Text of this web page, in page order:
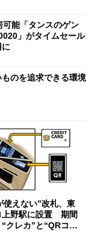
能「タンスのゲン
」がタイムセール
ものを追求できる環境
使えない”改札、東
上野駅に設置 期間
クレカ”と“QRコー